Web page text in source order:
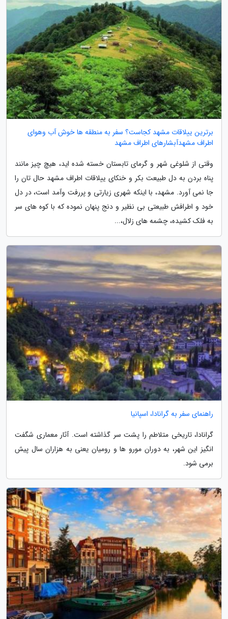
برترین ییلاقات مشهد کجاست؟ سفر به منطقه ها خوش آب وهوای
اطراف مشهدآبشارهای اطراف مشهد
وقتی از شلوغی شهر و گرمای تابستان خسته شده اید، هیچ چیز مانند
پناه بردن به دل طبیعت بکر و خنکای ییلاقات اطراف مشهد حال تان را
جا نمی آورد. مشهد، با اینکه شهری زیارتی و پررفت وآمد است، در دل
خود و اطرافش طبیعتی بی نظیر و دنج پنهان نموده که با کوه های سر
به فلک کشیده، چشمه های زلال،...
راهنمای سفر به گرانادا، اسپانیا
گرانادا، تاریخی متلاطم را پشت سر گذاشته است. آثار معماری شگفت
انگیز این شهر، به دوران مورو ها و رومیان یعنی به هزاران سال پیش
برمی شود.